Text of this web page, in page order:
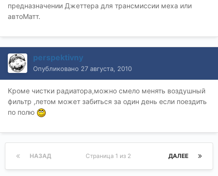
предназначении Джеттера для трансмиссии меха или
автоМатт.
perspektivny
Опубликовано 27 августа, 2010
Кроме чистки радиатора,можно смело менять воздушный
фильтр ,летом может забиться за один день если поездить
по полю
НАЗАД ДАЛЕЕ
Страница 1 из 2